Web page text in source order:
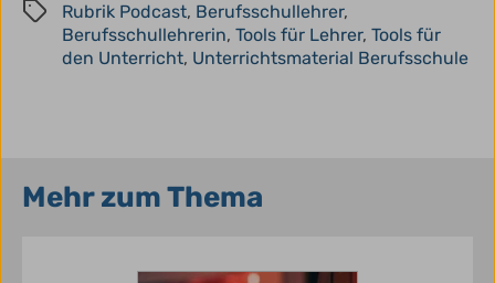
Rubrik Podcast, Berufsschullehrer,
Berufsschullehrerin, Tools für Lehrer, Tools für
den Unterricht, Unterrichtsmaterial Berufsschule
Mehr zum Thema